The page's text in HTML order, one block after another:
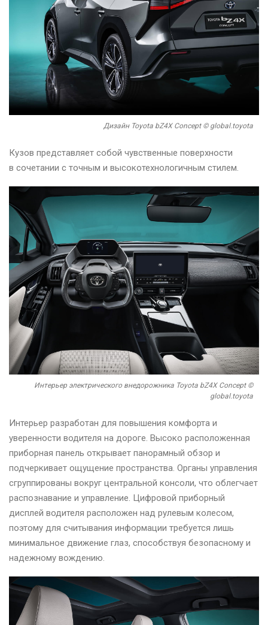
Дизайн Toyota bZ4X Concept © global.toyota
Кузов представляет собой чувственные поверхности
в сочетании с точным и высокотехнологичным стилем.
Интерьер электрического внедорожника Toyota bZ4X Concept ©
global.toyota
Интерьер разработан для повышения комфорта и
уверенности водителя на дороге. Высоко расположенная
приборная панель открывает панорамный обзор и
подчеркивает ощущение пространства. Органы управления
сгруппированы вокруг центральной консоли, что облегчает
распознавание и управление. Цифровой приборный
дисплей водителя расположен над рулевым колесом,
поэтому для считывания информации требуется лишь
минимальное движение глаз, способствуя безопасному и
надежному вождению.